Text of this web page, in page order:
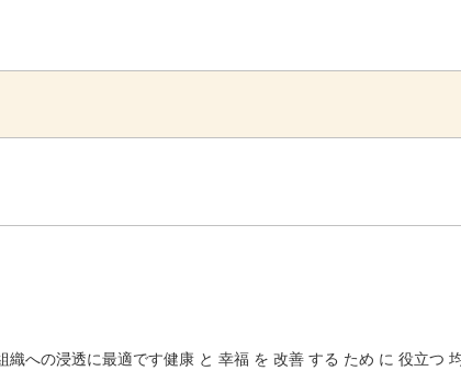
への浸透に最適です健康 と 幸福 を 改善 する ため に 役立つ